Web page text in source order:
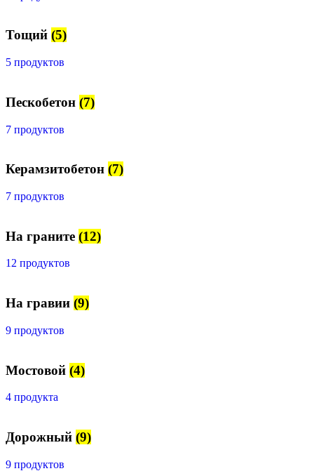
Тощий (5)
5 продуктов
Пескобетон (7)
7 продуктов
Керамзитобетон (7)
7 продуктов
На граните (12)
12 продуктов
На гравии (9)
9 продуктов
Мостовой (4)
4 продукта
Дорожный (9)
9 продуктов